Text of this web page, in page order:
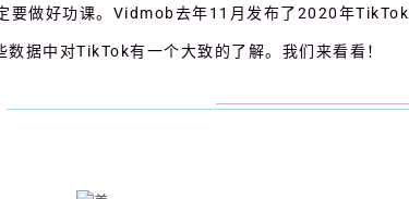
要做好功课。Vidmob去年11月发布了2020年TikTok
据中对TikTok有一个大致的了解。我们来看看！